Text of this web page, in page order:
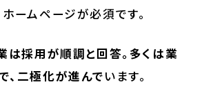
ームページが必須です。
は採用が順調と回答。多くは業
、二極化が進んでいます。